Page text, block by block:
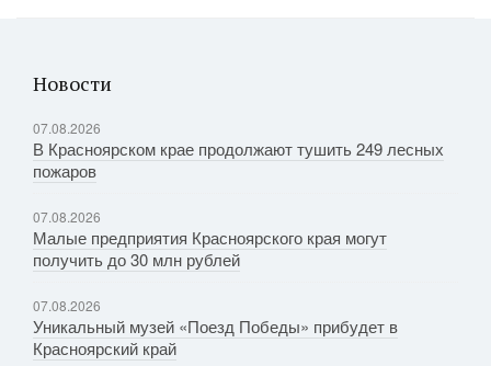
Новости
07.08.2026
В Красноярском крае продолжают тушить 249 лесных
пожаров
07.08.2026
Малые предприятия Красноярского края могут
получить до 30 млн рублей
07.08.2026
Уникальный музей «Поезд Победы» прибудет в
Красноярский край